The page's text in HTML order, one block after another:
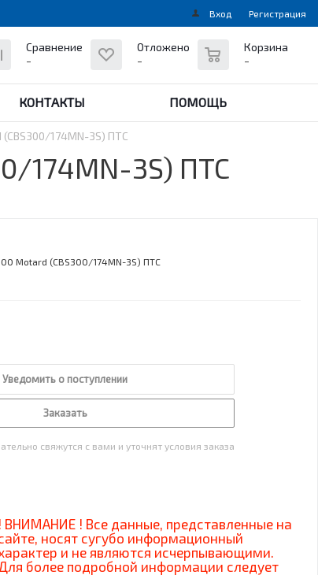
Вход Регистрация
Сравнение
-
Отложено
-
Корзина
-
КОНТАКТЫ ПОМОЩЬ
174MN-3S) ПТС
174MN-3S) ПТС
Motard (CBS300/174MN-3S) ПТС
Уведомить о поступлении
Заказать
свяжутся с вами и уточнят условия заказа
! ВНИМАНИЕ ! Все данные, представленные на
носят сугубо информационный
и не являются исчерпывающими.
более подробной информации следует